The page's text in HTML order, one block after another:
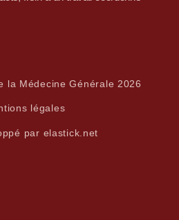
la Médecine Générale 2026
légales
par elastick.net